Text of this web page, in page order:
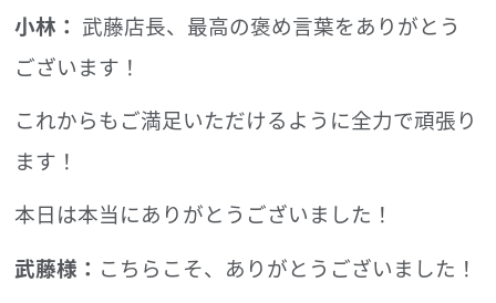
小林： 武藤店長、最高の褒め言葉をありがとう
ございます！
これからもご満足いただけるように全力で頑張り
ます！
本日は本当にありがとうございました！
武藤様： こちらこそ、ありがとうございました！